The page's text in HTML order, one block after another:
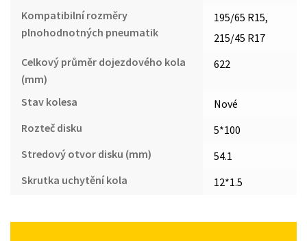
Kompatibilní rozměry
plnohodnotných pneumatik
195/65 R15,
215/45 R17
Celkový průměr dojezdového kola
(mm)
622
Stav kolesa
Nové
Rozteč disku
5*100
Stredový otvor disku (mm)
54.1
Skrutka uchytění kola
12*1.5